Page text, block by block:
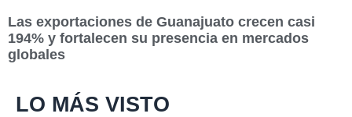
Las exportaciones de Guanajuato crecen casi
194% y fortalecen su presencia en mercados
globales
LO MÁS VISTO